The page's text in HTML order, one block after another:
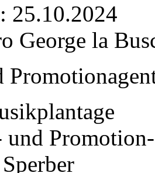
25.10.2024
George la
und